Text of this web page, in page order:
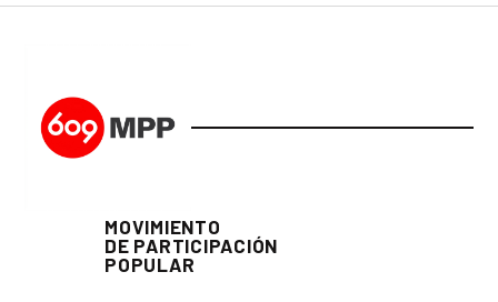
MOVIMIENTO
DE PARTICIPACIÓN
POPULAR